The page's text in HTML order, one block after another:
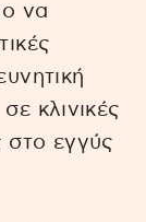
να
κλινικές
εγγύς